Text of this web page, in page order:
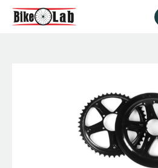
Bikelab
Προϊόντα
Υπηρεσίες
Gallery